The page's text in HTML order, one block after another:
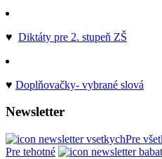
♥ Diktáty pre 2. stupeň ZŠ
♥ Doplňovačky- vybrané slová
Newsletter
Pre
Pre tehotné